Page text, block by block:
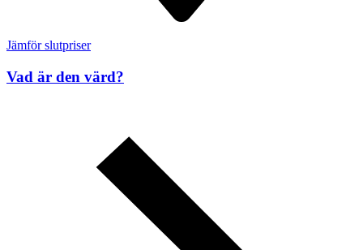
Jämför slutpriser
Vad är den värd?